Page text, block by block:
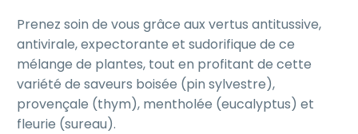
Prenez soin de vous grâce aux vertus antitussive,
antivirale, expectorante et sudorifique de ce
mélange de plantes, tout en profitant de cette
variété de saveurs boisée (pin sylvestre),
provençale (thym), mentholée (eucalyptus) et
fleurie (sureau).